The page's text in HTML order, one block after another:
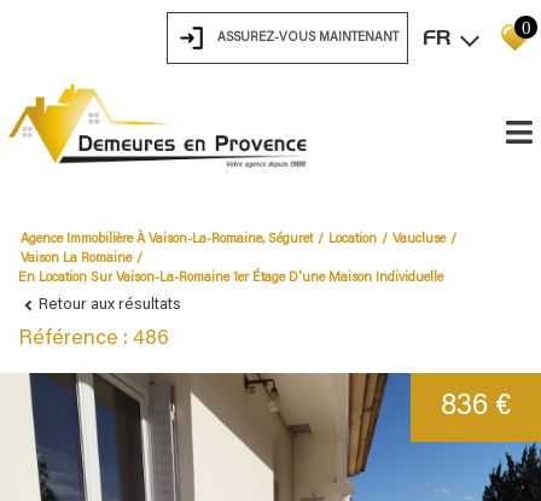
ASSUREZ-VOUS MAINTENANT FR 0
Agence Immobilière À Vaison-La-Romaine, Séguret Location
Vaucluse
Vaison La Romaine
En Location Sur Vaison-La-Romaine 1er Étage D'une Maison Individuelle
Retour aux résultats
Référence : 486
836 €